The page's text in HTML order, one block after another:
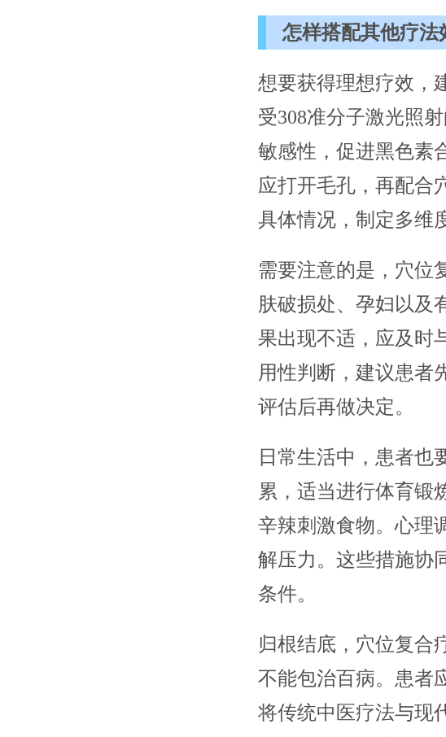
怎样搭配其他疗法
想要获得理想疗效，
受308准分子激光照
敏感性，促进黑色素
应打开毛孔，再配合
具体情况，制定多维
需要注意的是，穴位
肤破损处、孕妇以及
果出现不适，应及时
用性判断，建议患者
评估后再做决定。
日常生活中，患者也
累，适当进行体育锻
辛辣刺激食物。心理
解压力。这些措施协
条件。
归根结底，穴位复合
不能包治百病。患者
将传统中医疗法与现